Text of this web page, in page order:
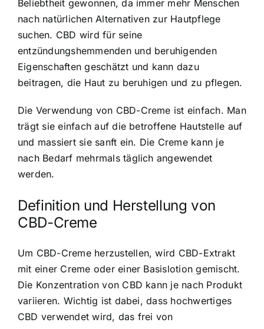
Beliebtheit gewonnen, da immer mehr Menschen
nach natürlichen Alternativen zur Hautpflege
suchen. CBD wird für seine
entzündungshemmenden und beruhigenden
Eigenschaften geschätzt und kann dazu
beitragen, die Haut zu beruhigen und zu pflegen.
Die Verwendung von CBD-Creme ist einfach. Man
trägt sie einfach auf die betroffene Hautstelle auf
und massiert sie sanft ein. Die Creme kann je
nach Bedarf mehrmals täglich angewendet
werden.
Definition und Herstellung von
CBD-Creme
Um CBD-Creme herzustellen, wird CBD-Extrakt
mit einer Creme oder einer Basislotion gemischt.
Die Konzentration von CBD kann je nach Produkt
variieren. Wichtig ist dabei, dass hochwertiges
CBD verwendet wird, das frei von